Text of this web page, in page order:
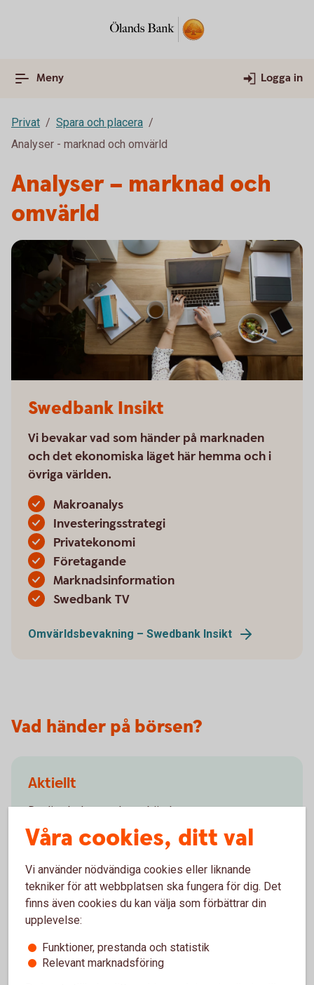
Meny Logga in
Privat
Spara och placera
Analyser - marknad och omvärld
Analyser – marknad och
omvärld
Swedbank Insikt
Vi bevakar vad som händer på marknaden
och det ekonomiska läget här hemma och i
övriga världen.
Makroanalys
Investeringsstrategi
Privatekonomi
Företagande
Marknadsinformation
Swedbank TV
Omvärldsbevakning – Swedbank Insikt
Vad händer på börsen?
Aktiellt
Dagliga bolagsanalyser, börskommentarer,
aktierekommendationer, förvaltarkommentarer och
tips runt pension och privatekonomi.
Aktiellt (swedbank-aktiellt.se)
För att se detta innehåll behöver du först
Våra cookies, ditt val
Vi använder nödvändiga cookies eller liknande
tekniker för att webbplatsen ska fungera för dig. Det
finns även cookies du kan välja som förbättrar din
upplevelse:
Funktioner, prestanda och statistik
Relevant marknadsföring